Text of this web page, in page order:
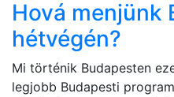
Hová menjünk
hétvégén?
Mi történik Budapesten
legjobb Budapesti